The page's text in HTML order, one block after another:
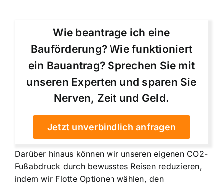
Wie beantrage ich eine
Bauförderung? Wie funktioniert
ein Bauantrag? Sprechen Sie mit
unseren Experten und sparen Sie
Nerven, Zeit und Geld.
Jetzt unverbindlich anfragen
Darüber hinaus können wir unseren eigenen CO2-
Fußabdruck durch bewusstes Reisen reduzieren,
indem wir Flotte Optionen wählen, den